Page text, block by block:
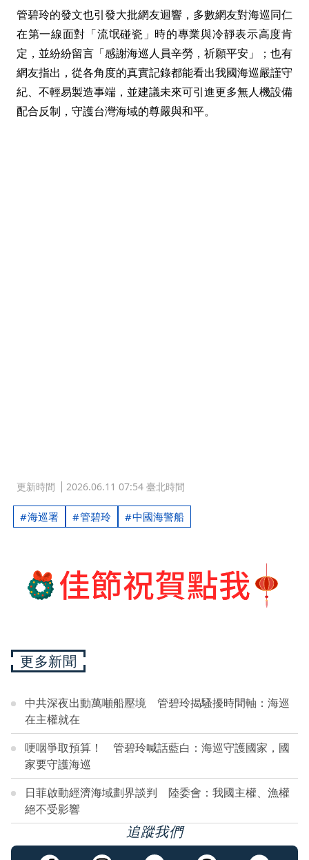
管碧玲的發文也引發大批網友迴響，多數網友對海巡同仁
在第一線面對「流氓碰瓷」時的專業與冷靜表示高度肯
定，並紛紛留言「感謝海巡人員辛勞，祈願平安」；也有
網友指出，從各角度的真實記錄都能看出我國海巡嚴謹守
紀、不輕易製造事端，並建議未來可引進更多無人機設備
配合反制，守護台灣海域的尊嚴與和平。
更新時間 2026.06.11 07:54 臺北時間
海巡署 管碧玲 中國海警船
更多新聞
中共深夜出動萬噸船壓境 管碧玲揭騷擾時間軸：海巡
在主權就在
哽咽爭取預算！ 管碧玲喊話藍白：海巡守護國家，國
家要守護海巡
日菲啟動經濟海域劃界談判 陸委會：我國主權、漁權
絕不受影響
追蹤我們